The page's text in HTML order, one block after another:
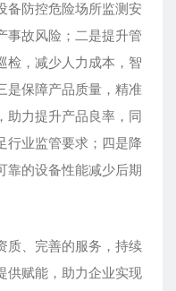
备防控危险场所监测安
事故风险；二是提升管
检，减少人力成本，智
是保障产品质量，精准
助力提升产品良率，同
行业监管要求；四是降
靠的设备性能减少后期
质、完善的服务，持续
供赋能，助力企业实现